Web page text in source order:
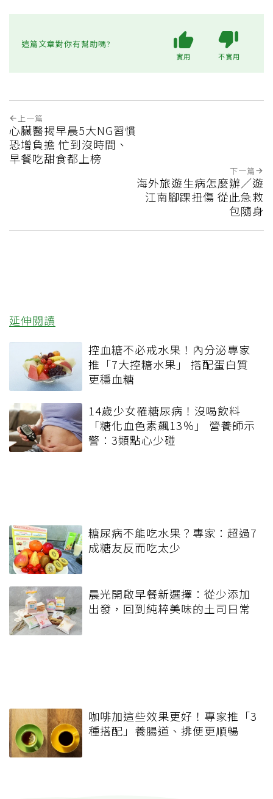
這篇文章對你有幫助嗎?
實用 不實用
上一篇
心臟醫揭早晨5大NG習慣
恐增負擔 忙到沒時間、
早餐吃甜食都上榜
下一篇
海外旅遊生病怎麼辦／遊
江南腳踝扭傷 從此急救
包隨身
延伸閱讀
控血糖不必戒水果！內分泌專家
推「7大控糖水果」 搭配蛋白質
更穩血糖
14歲少女罹糖尿病！沒喝飲料
「糖化血色素飆13％」 營養師示
警：3類點心少碰
糖尿病不能吃水果？專家：超過7
成糖友反而吃太少
晨光開啟早餐新選擇：從少添加
出發，回到純粹美味的土司日常
咖啡加這些效果更好！專家推「3
種搭配」養腸道、排便更順暢